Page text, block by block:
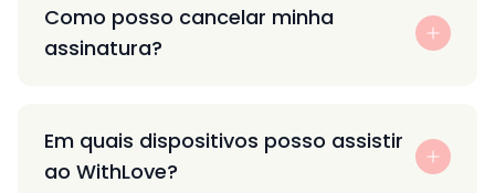
Como posso cancelar minha
assinatura?
Em quais dispositivos posso assistir
ao WithLove?